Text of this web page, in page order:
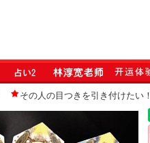
その人の目つきを引き付けたい！